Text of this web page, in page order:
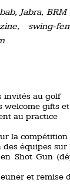
Jabra,
swing-
invités au golf
welcome gifts
au practice
la compétition
équipes sur
Shot Gun
et remise